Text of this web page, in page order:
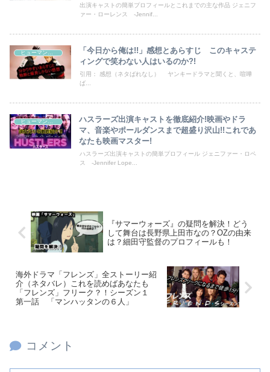
出演キャストの簡単プロフィールとこれまでの主な作品 ジェニフ
ァー・ローレンス ‐Jennif...
「今日から俺は!!」感想とあらすじ このキャステ
ィングで笑わない人はいるのか?!
引用： 感想（ネタばれなし） ヤンキードラマと聞くと、喧嘩
ば...
ハスラーズ出演キャストを徹底紹介!映画やドラ
マ、音楽やポールダンスまで超盛り沢山!!これであ
なたも映画マスター!
ハスラーズ出演キャストの簡単プロフィール ジェニファー・ロペ
ス -Jennifer Lope...
『サマーウォーズ』の疑問を解決！どう
して舞台は長野県上田市なの？OZの由来
は？細田守監督のプロフィールも！
海外ドラマ「フレンズ」全ストーリー紹
介（ネタバレ）これを読めばあなたも
「フレンズ」フリーク？！シーズン１
第一話 「マンハッタンの６人」
コメント